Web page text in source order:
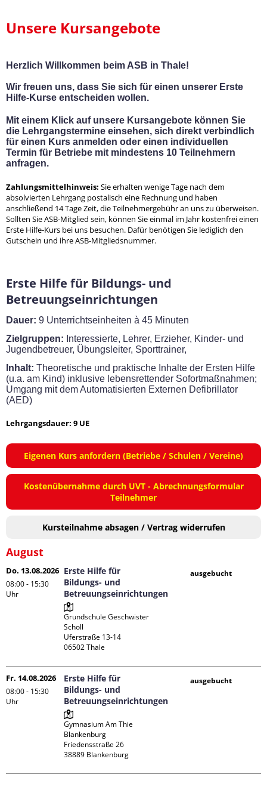
Unsere Kursangebote
Herzlich Willkommen beim ASB in Thale!
Wir freuen uns, dass Sie sich für einen unserer Erste
Hilfe-Kurse entscheiden wollen.
Mit einem Klick auf unsere Kursangebote können Sie
die Lehrgangstermine einsehen, sich direkt verbindlich
für einen Kurs anmelden oder einen individuellen
Termin für Betriebe mit mindestens 10 Teilnehmern
anfragen.
Zahlungsmittelhinweis: Sie erhalten wenige Tage nach dem
absolvierten Lehrgang postalisch eine Rechnung und haben
anschließend 14 Tage Zeit, die Teilnehmergebühr an uns zu überweisen.
Sollten Sie ASB-Mitglied sein, können Sie einmal im Jahr kostenfrei einen
Erste Hilfe-Kurs bei uns besuchen. Dafür benötigen Sie lediglich den
Gutschein und ihre ASB-Mitgliedsnummer.
Erste Hilfe für Bildungs- und
Betreuungseinrichtungen
Dauer: 9 Unterrichtseinheiten à 45 Minuten
Zielgruppen: Interessierte, Lehrer, Erzieher, Kinder- und
Jugendbetreuer, Übungsleiter, Sporttrainer,
Inhalt: Theoretische und praktische Inhalte der Ersten Hilfe
(u.a. am Kind) inklusive lebensrettender Sofortmaßnahmen;
Umgang mit demAutomatisierten Externen Defibrillator
(AED)
Lehrgangsdauer: 9 UE
Eigenen Kurs anfordern (Betriebe / Schulen / Vereine)
Kostenübernahme durch UVT - Abrechnungsformular
Teilnehmer
Kursteilnahme absagen / Vertrag widerrufen
August
Do. 13.08.2026
08:00 - 15:30
Uhr
Erste Hilfe für
Bildungs- und
Betreuungseinrichtungen
Grundschule Geschwister
Scholl
Uferstraße 13-14
ausgebucht
Fr. 14.08.2026
08:00 - 15:30
Uhr
Erste Hilfe für
Bildungs- und
Betreuungseinrichtungen
Gymnasium Am Thie
Blankenburg
Friedensstraße 26
ausgebucht